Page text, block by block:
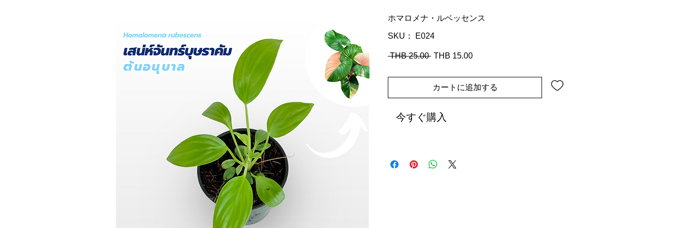
ホマロメナ・ルベッセンス
SKU： E024
THB 25.00 通
価
格
THB 15.00セ
ル
価
格
カートに追加する
今すぐ購入